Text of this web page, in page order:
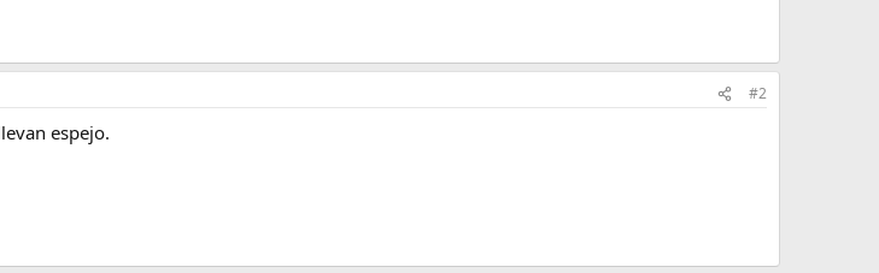
#2
espejo.